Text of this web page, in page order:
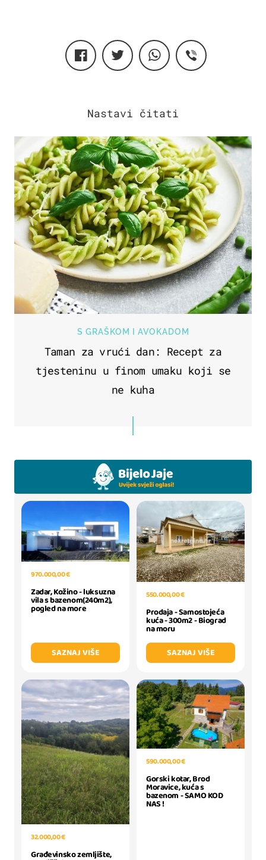
S GRAŠKOM I AVOKADOM
Taman za vrući dan: Recept za
tjesteninu u finom umaku koji se
ne kuha
970.000,00 €
Zadar, Kožino - luksuzna
vila s bazenom(240m2),
pogled na more
SAZNAJ VIŠE
550.000,00 €
Prodaja - Samostojeća
kuća - 300m2 - Biograd
na moru
SAZNAJ VIŠE
32.000,00 €
Građevinsko zemljište,
590.000,00 €
Gorski kotar, Brod
Moravice, kuća s
bazenom - SAMO KOD
NAS !